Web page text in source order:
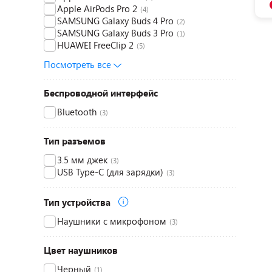
Apple AirPods Pro 2 (4)
SAMSUNG Galaxy Buds 4 Pro (2)
SAMSUNG Galaxy Buds 3 Pro (1)
HUAWEI FreeClip 2 (5)
Посмотреть все
Беспроводной интерфейс
Bluetooth (3)
Тип разъемов
3.5 мм джек (3)
USB Type-C (для зарядки) (3)
Тип устройства
Наушники с микрофоном (3)
Цвет наушников
Черный (1)